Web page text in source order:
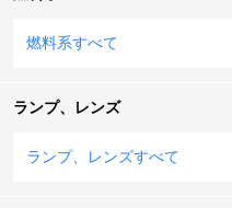
燃料系すべて
ランプ、レンズ
ランプ、レンズすべて